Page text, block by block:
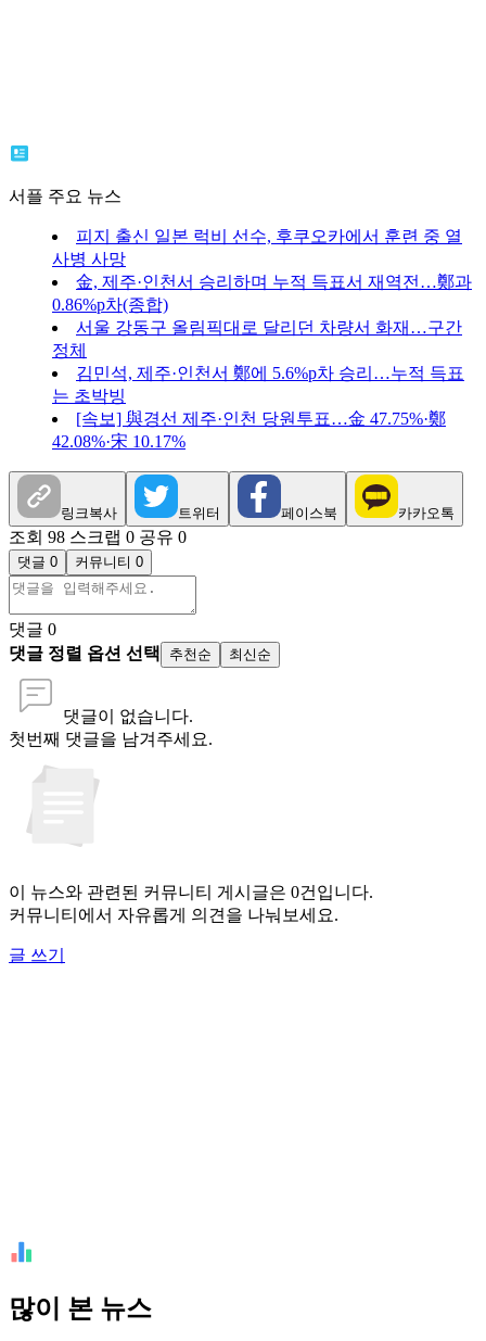
서플 주요 뉴스
피지 출신 일본 럭비 선수, 후쿠오카에서 훈련 중 열
사병 사망
金, 제주·인천서 승리하며 누적 득표서 재역전…鄭과
0.86%p차(종합)
서울 강동구 올림픽대로 달리던 차량서 화재…구간
정체
김민석, 제주·인천서 鄭에 5.6%p차 승리…누적 득표
는 초박빙
[속보] 與경선 제주·인천 당원투표…金 47.75%·鄭
42.08%·宋 10.17%
링크복사 트위터 페이스북 카카오톡
조회 98 스크랩 0 공유 0
댓글 0 커뮤니티 0
댓글 0
댓글 정렬 옵션 선택
추천순 최신순
댓글이 없습니다.
첫번째 댓글을 남겨주세요.
이 뉴스와 관련된 커뮤니티 게시글은 0건입니다.
커뮤니티에서 자유롭게 의견을 나눠보세요.
글 쓰기
많이 본 뉴스